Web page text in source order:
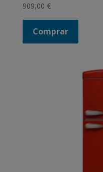
909,00 €
Comprar